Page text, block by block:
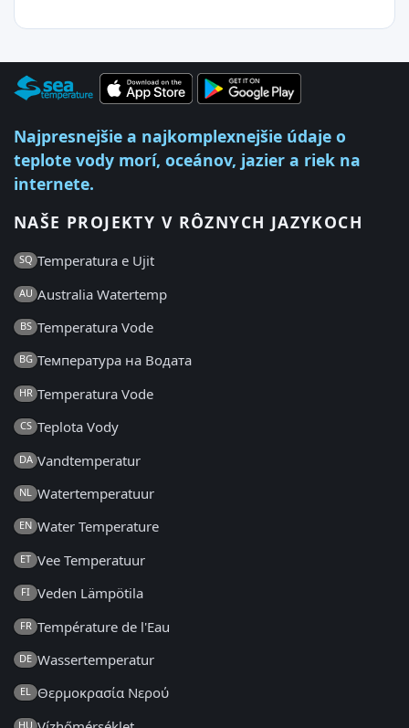
Najpresnejšie a najkomplexnejšie údaje o
teplote vody morí, oceánov, jazier a riek na
internete.
NAŠE PROJEKTY V RÔZNYCH JAZYKOCH
SQ Temperatura e Ujit
AU Australia Watertemp
BS Temperatura Vode
BG Температура на Водата
HR Temperatura Vode
CS Teplota Vody
DA Vandtemperatur
NL Watertemperatuur
EN Water Temperature
ET Vee Temperatuur
FI Veden Lämpötila
FR Température de l'Eau
DE Wassertemperatur
EL Θερμοκρασία Νερού
HU